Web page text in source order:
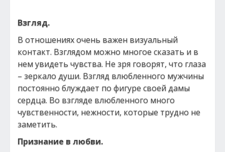
Взгляд.
В отношениях очень важен визуальный
контакт. Взглядом можно многое сказать и в
нем увидеть чувства. Не зря говорят, что глаза
– зеркало души. Взгляд влюбленного мужчины
постоянно блуждает по фигуре своей дамы
сердца. Во взгляде влюбленного много
чувственности, нежности, которые трудно не
заметить.
Признание в любви.